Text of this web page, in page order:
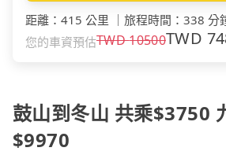
距離 ： 415 公里 旅程時間 ： 338 分
您的車資預估TWD10500TWD
鼓山到冬山 共乘$3750
$9970